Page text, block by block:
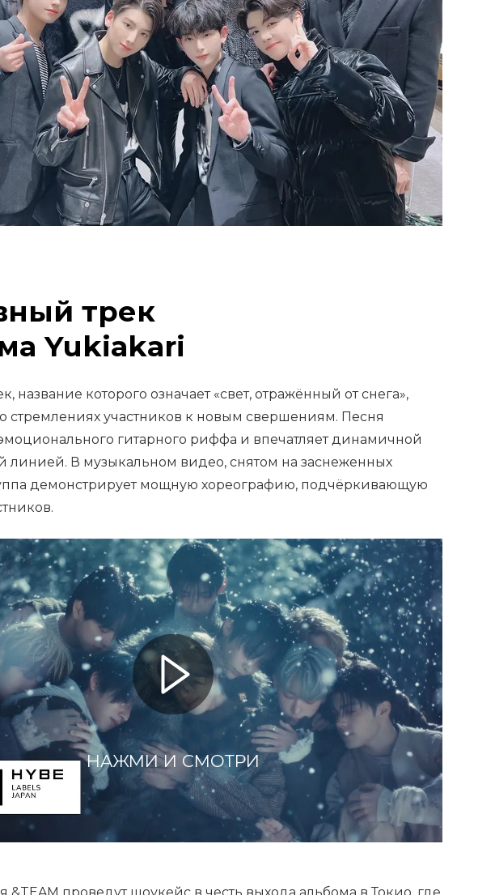
трек
Yukiakari
название которого означает «свет, отражённый от снега»,
о стремлениях участников к новым свершениям. Песня
гитарного риффа и впечатляет динамичной
линией. В музыкальном видео, снятом на заснеженных
демонстрирует мощную хореографию, подчёркивающую
НАЖМИ И СМОТРИ